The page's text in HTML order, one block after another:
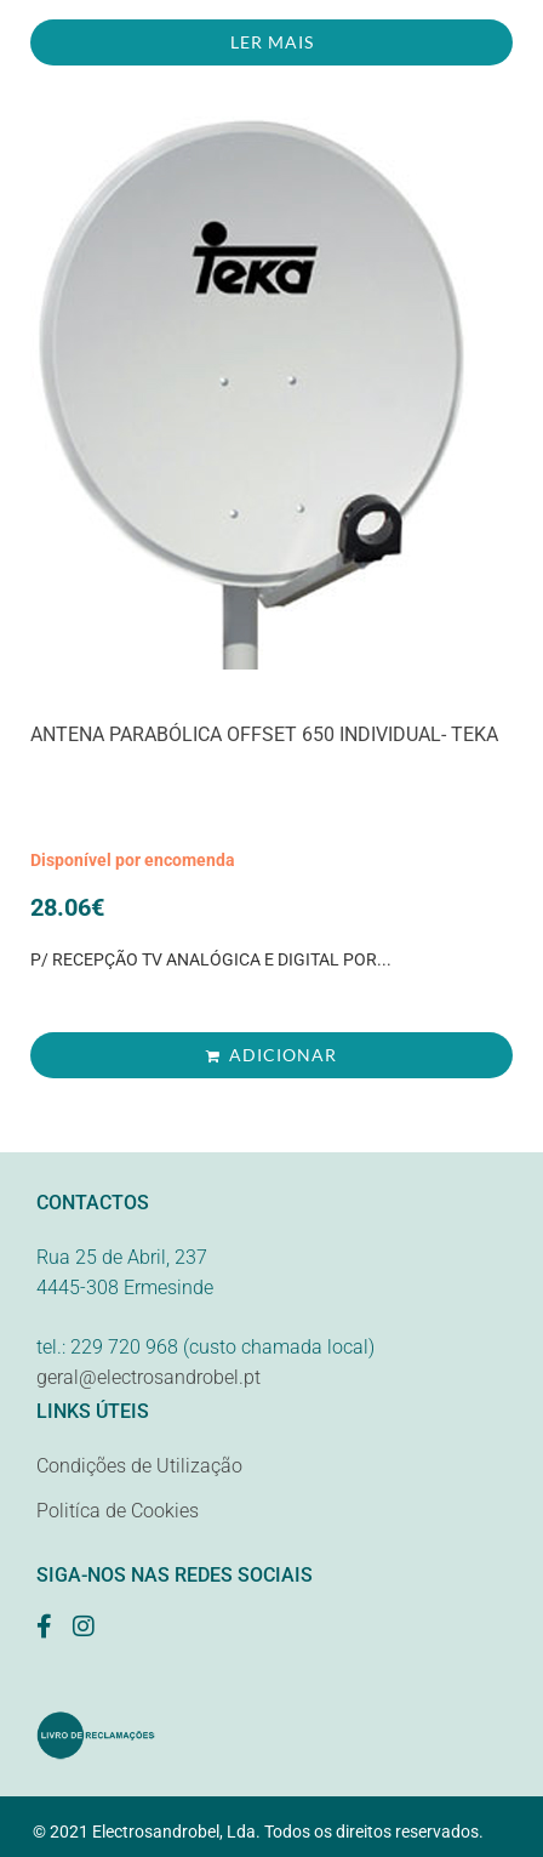
LER MAIS
ANTENA PARABÓLICA OFFSET 650 INDIVIDUAL- TEKA
Disponível por encomenda
28.06€
P/ RECEPÇÃO TV ANALÓGICA E DIGITAL POR...
ADICIONAR
CONTACTOS
Rua 25 de Abril, 237
4445-308 Ermesinde
tel.: 229 720 968 (custo chamada local)
geral@electrosandrobel.pt
LINKS ÚTEIS
Condições de Utilização
Politíca de Cookies
SIGA-NOS NAS REDES SOCIAIS
© 2021 Electrosandrobel, Lda. Todos os direitos reservados.